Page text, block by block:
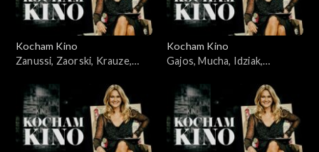
Kocham Kino
Zanussi, Zaorski, Krauze,
Kocham Kino
Gajos, Mucha, Idziak,